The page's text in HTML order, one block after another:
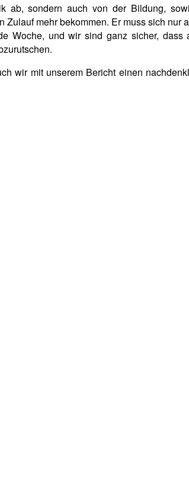
sondern auch von der Bildung,
mehr bekommen. Er muss sich
Woche, und wir sind ganz sicher,
wir mit unserem Bericht einen